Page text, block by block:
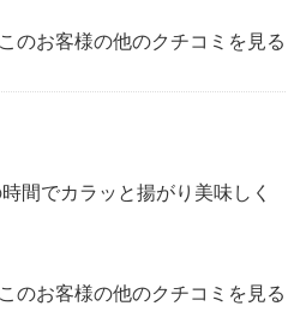
このお客様の他のクチコミを見る
間でカラッと揚がり美味しく
このお客様の他のクチコミを見る